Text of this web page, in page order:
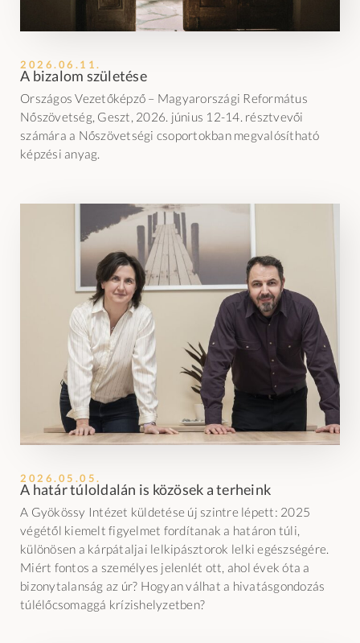
2026.06.11.
A bizalom születése
Országos Vezetőképző – Magyarországi Református
Nőszövetség, Geszt, 2026. június 12-14. résztvevői
számára a Nőszövetségi csoportokban megvalósítható
képzési anyag.
2026.05.05.
A határ túloldalán is közösek a terheink
A Gyökössy Intézet küldetése új szintre lépett: 2025
végétől kiemelt figyelmet fordítanak a határon túli,
különösen a kárpátaljai lelkipásztorok lelki egészségére.
Miért fontos a személyes jelenlét ott, ahol évek óta a
bizonytalanság az úr? Hogyan válhat a hivatásgondozás
túlélőcsomaggá krízishelyzetben?